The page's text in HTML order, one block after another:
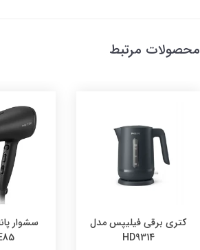
محصولات مرتبط
سشوار پاناسونیک مدل